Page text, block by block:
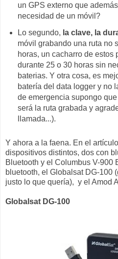
un GPS externo que
necesidad de un móvil?
Lo segundo, la clave, la
móvil grabando una ruta no
horas, un cacharro de estos
durante 25 o 30 horas sin
baterias. Y otra cosa, es
batería del data logger y no
de emergencia supongo
será la ruta grabada y
llamada...).
Y ahora a la faena. En el
dispositivos distintos, dos con
Bluetooth y el Columbus V-900
bluetooth, el Globalsat DG-100
justo lo que quería), y el Amod
Globalsat DG-100